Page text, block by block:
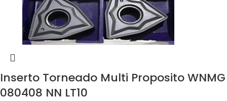
Inserto Torneado Multi Proposito WNMG
080408 NN LT10